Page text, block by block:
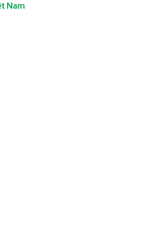
Nam